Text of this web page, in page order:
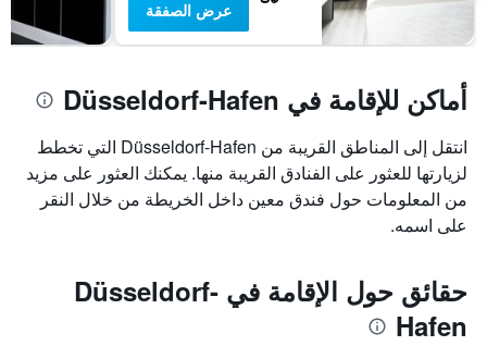
عرض الصفقة
أماكن للإقامة في Düsseldorf-Hafen
انتقل إلى المناطق القريبة من Düsseldorf-Hafen التي تخطط
لزيارتها للعثور على الفنادق القريبة منها. يمكنك العثور على مزيد
من المعلومات حول فندق معين داخل الخريطة من خلال النقر
على اسمه.
حقائق حول الإقامة في Düsseldorf-
Hafen